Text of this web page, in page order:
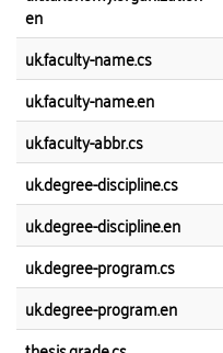
en
uk.faculty-name.cs
uk.faculty-name.en
uk.faculty-abbr.cs
uk.degree-discipline.cs
uk.degree-discipline.en
uk.degree-program.cs
uk.degree-program.en